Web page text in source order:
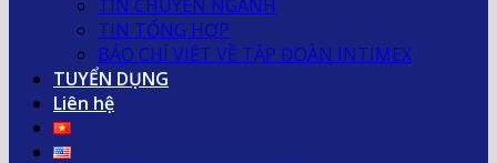
TIN CHUYÊN NGÀNH
TIN TỔNG HỢP
BÁO CHÍ VIẾT VỀ TẬP ĐOÀN INTIMEX
TUYỂN DỤNG
Liên hệ